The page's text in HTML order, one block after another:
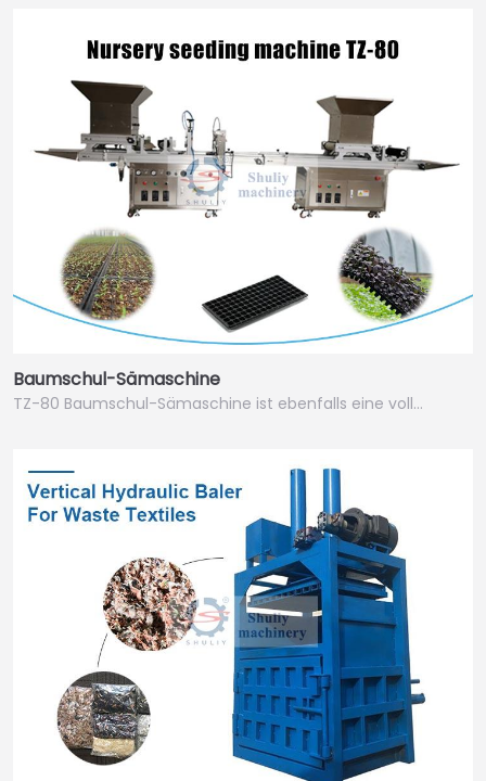
Baumschul-Sämaschine
TZ-80 Baumschul-Sämaschine ist ebenfalls eine voll…